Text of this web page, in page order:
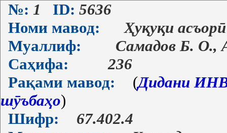
№: 1 ID: 5636
Номи мавод:
Ҳуқуқи асъорӣ
Муаллиф:
Самадов Б. О.,
Саҳифа:
236
Рақами мавод:
(Дидани
шӯъбаҳо)
Шифр:
67.402.4